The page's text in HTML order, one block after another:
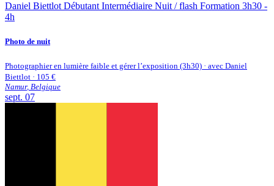
Daniel BiettlotDébutantIntermédiaire Nuit / flash Formation 3h30 -
4h
Photo de nuit
Photographier en lumière faible et gérer l’exposition (3h30) · avec Daniel
Biettlot · 105 €
Namur, Belgique
sept. 07